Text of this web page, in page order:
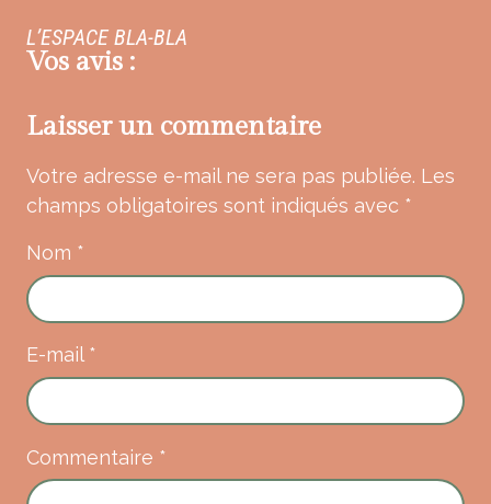
L’ESPACE BLA-BLA
Vos avis :
Laisser un commentaire
Votre adresse e-mail ne sera pas publiée. Les
champs obligatoires sont indiqués avec *
Commentaire *
Nom *
E-mail *